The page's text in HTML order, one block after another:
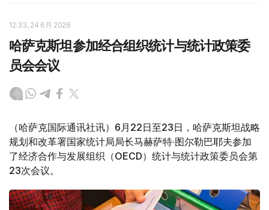
12:33, 24 6月 2026
哈萨克斯坦参加经合组织统计与统计政策委
员会会议
（哈萨克国际通讯社讯）6月22日至23日，哈萨克斯坦战略
规划和改革署国家统计局局长马赫萨特·图尔勒巴耶夫参加
了经济合作与发展组织（OECD）统计与统计政策委员会第
23次会议。